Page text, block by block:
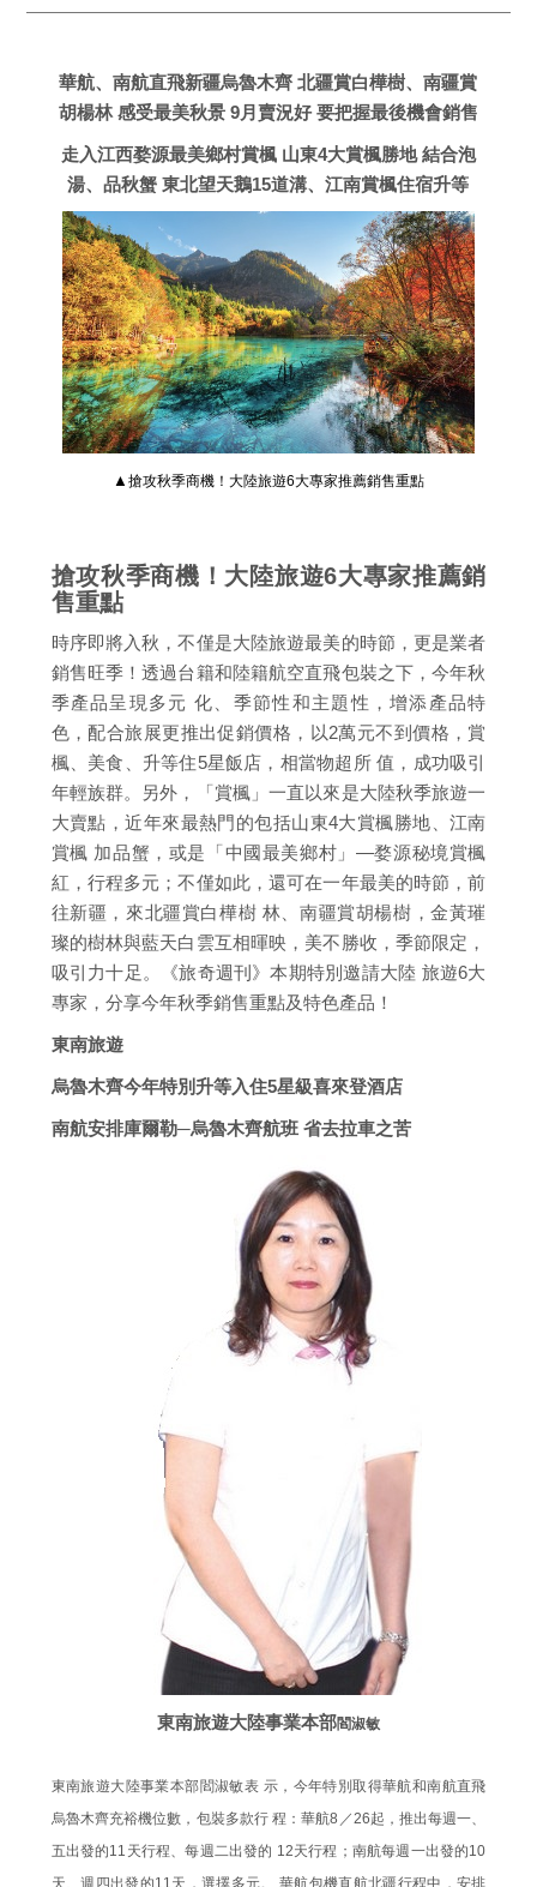
華航、南航直飛新疆烏魯木齊 北疆賞白樺樹、南疆賞
胡楊林 感受最美秋景 9月賣況好 要把握最後機會銷售
走入江西婺源最美鄉村賞楓 山東4大賞楓勝地 結合泡
湯、品秋蟹 東北望天鵝15道溝、江南賞楓住宿升等
▲ 搶攻秋季商機！大陸旅遊6大專家推薦銷售重點
搶攻秋季商機！大陸旅遊6大專家推薦銷
售重點
時序即將入秋，不僅是大陸旅遊最美的時節，更是業者
銷售旺季！透過台籍和陸籍航空直飛包裝之下，今年秋
季產品呈現多元 化、季節性和主題性，增添產品特
色，配合旅展更推出促銷價格，以2萬元不到價格，賞
楓、美食、升等住5星飯店，相當物超所 值，成功吸引
年輕族群。另外，「賞楓」一直以來是大陸秋季旅遊一
大賣點，近年來最熱門的包括山東4大賞楓勝地、江南
賞楓 加品蟹，或是「中國最美鄉村」—婺源秘境賞楓
紅，行程多元；不僅如此，還可在一年最美的時節，前
往新疆，來北疆賞白樺樹 林、南疆賞胡楊樹，金黃璀
璨的樹林與藍天白雲互相暉映，美不勝收，季節限定，
吸引力十足。《旅奇週刊》本期特別邀請大陸 旅遊6大
專家，分享今年秋季銷售重點及特色產品！
東南旅遊
烏魯木齊今年特別升等入住5星級喜來登酒店
南航安排庫爾勒─烏魯木齊航班 省去拉車之苦
東南旅遊大陸事業本部閻淑敏
東南旅遊大陸事業本部閻淑敏表 示，今年特別取得華航和南航直飛
烏魯木齊充裕機位數，包裝多款行 程：華航8／26起，推出每週一、
五出發的11天行程、每週二出發的 12天行程；南航每週一出發的10